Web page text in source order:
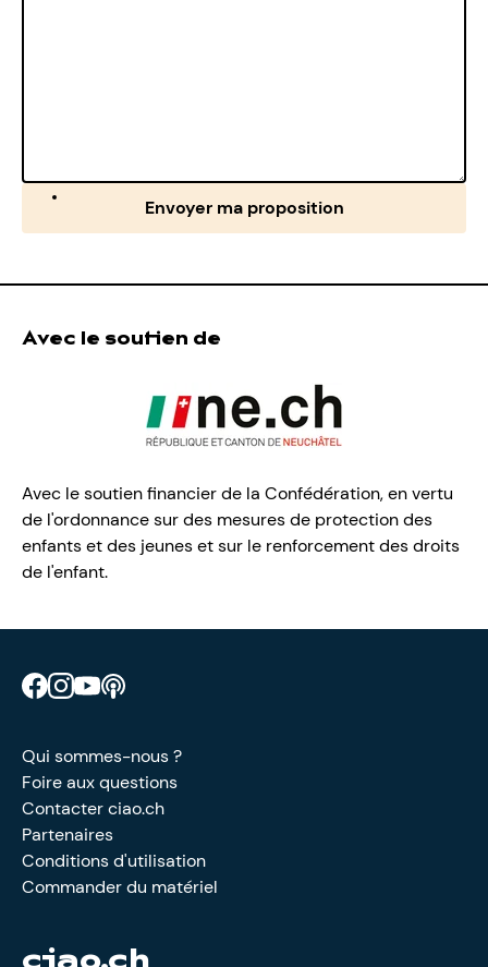
Envoyer ma proposition
Avec le soutien de
Avec le soutien financier de la Confédération, en vertu
de l'ordonnance sur des mesures de protection des
enfants et des jeunes et sur le renforcement des droits
de l'enfant.
Retrouve CIAO sur Facebook
Retrouve CIAO sur Instagram
Retrouve CIAO sur YouTube
Qui sommes-nous ?
Foire aux questions
Contacter ciao.ch
Partenaires
Conditions d'utilisation
Commander du matériel